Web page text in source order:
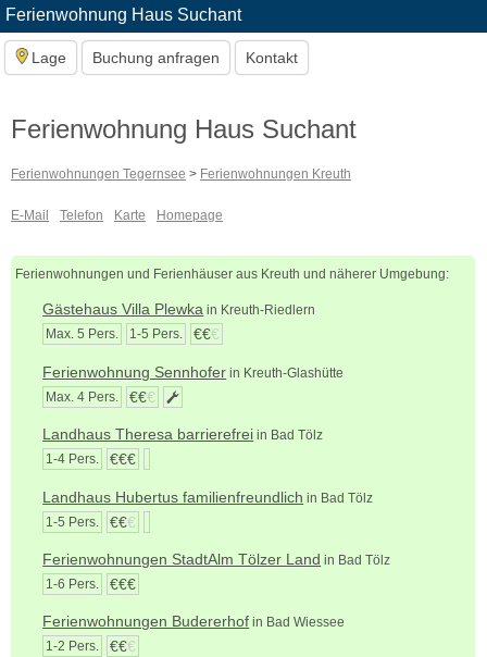
Ferienwohnung Haus Suchant
Lage Buchung anfragen Kontakt
Ferienwohnung Haus Suchant
Ferienwohnungen Tegernsee > Ferienwohnungen Kreuth
E-Mail Telefon Karte Homepage
Ferienwohnungen und Ferienhäuser aus Kreuth und näherer Umgebung:
Gästehaus Villa Plewka in Kreuth-Riedlern
Max. 5 Pers.
1-5 Pers. €€€
Ferienwohnung Sennhofer in Kreuth-Glashütte
Max. 4 Pers.
€€€
Landhaus Theresa barrierefrei in Bad Tölz
1-4 Pers.
€€€
Landhaus Hubertus familienfreundlich in Bad Tölz
1-5 Pers.
€€€
Ferienwohnungen StadtAlm Tölzer Land in Bad Tölz
1-6 Pers.
€€€
Ferienwohnungen Budererhof in Bad Wiessee
1-2 Pers.
€€€